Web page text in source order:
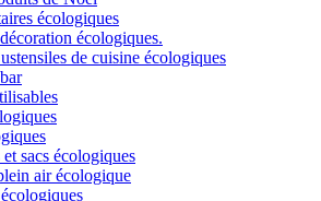
écologiques
écologiques.
de cuisine écologiques
et sacs écologiques
air écologique